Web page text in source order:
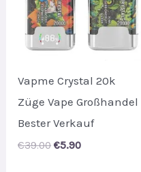
Vapme Crystal 20k
Züge Vape Großhandel
Bester Verkauf
€39.00 Original
€5.90Current